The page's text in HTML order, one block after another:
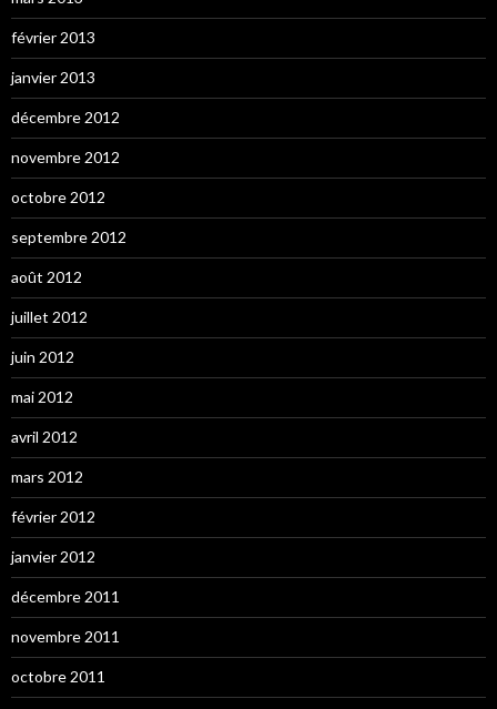
février 2013
janvier 2013
décembre 2012
novembre 2012
octobre 2012
septembre 2012
août 2012
juillet 2012
juin 2012
mai 2012
avril 2012
mars 2012
février 2012
janvier 2012
décembre 2011
novembre 2011
octobre 2011